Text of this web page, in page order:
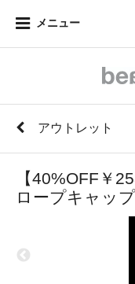
メニュー
アウトレット
【40%OFF￥
ロープキャッ